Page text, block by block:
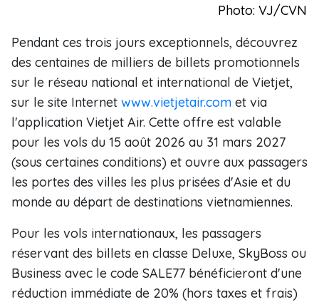
Photo: VJ/CVN
Pendant ces trois jours exceptionnels, découvrez
des centaines de milliers de billets promotionnels
sur le réseau national et international de Vietjet,
sur le site Internet www.vietjetair.com et via
l'application Vietjet Air. Cette offre est valable
pour les vols du 15 août 2026 au 31 mars 2027
(sous certaines conditions) et ouvre aux passagers
les portes des villes les plus prisées d'Asie et du
monde au départ de destinations vietnamiennes.
Pour les vols internationaux, les passagers
réservant des billets en classe Deluxe, SkyBoss ou
Business avec le code SALE77 bénéficieront d'une
réduction immédiate de 20% (hors taxes et frais)